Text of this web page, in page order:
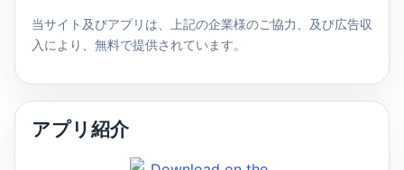
当サイト及びアプリは、上記の企業様のご協力、及び広告収
入により、無料で提供されています。
アプリ紹介